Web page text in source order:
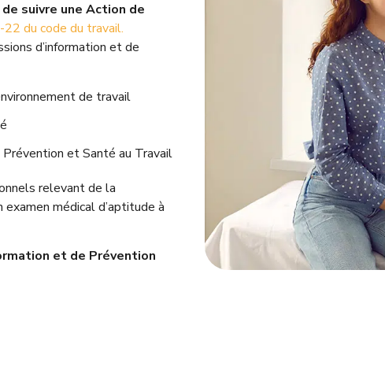
suivre une Action de
22 du code du travail.
d’information et de
de travail
et Santé au Travail
relevant de la
médical d’aptitude à
et de Prévention